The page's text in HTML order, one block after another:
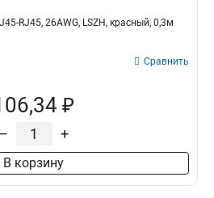
RJ45, 26AWG, LSZH, красный, 0,3м
Сравнить
₽
– +
В корзину